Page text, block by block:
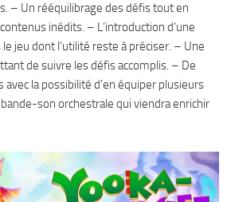
– Un rééquilibrage des défis tout en
inédits. – L’introduction d’une
jeu dont l’utilité reste à préciser. – Une
de suivre les défis accomplis. – De
la possibilité d’en équiper plusieurs
son orchestrale qui viendra enrichir